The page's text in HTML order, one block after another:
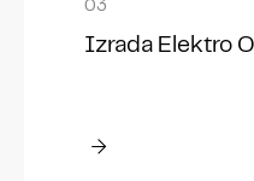
Izrada Elektro